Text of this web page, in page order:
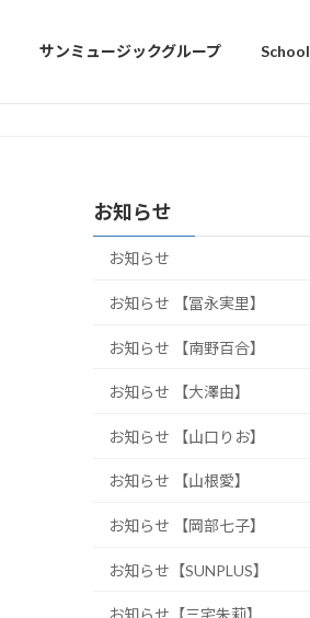
サンミュージックグループ School
お知らせ
お知らせ
お知らせ 【冨永実里】
お知らせ 【南野百合】
お知らせ 【大澤由】
お知らせ 【山口りお】
お知らせ 【山根愛】
お知らせ 【岡部七子】
お知らせ【SUNPLUS】